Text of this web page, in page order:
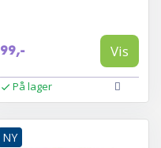
99,- Vis
På lager
NY